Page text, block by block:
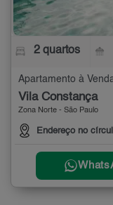
2 quartos
Apartamento à
Vila Constança
Zona Norte - São Paulo
Endereço no